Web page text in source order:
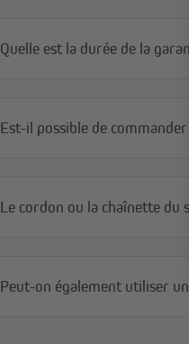
Quelle est la durée de la
Est-il possible de
Le cordon ou la chaînette du
Peut-on également utiliser